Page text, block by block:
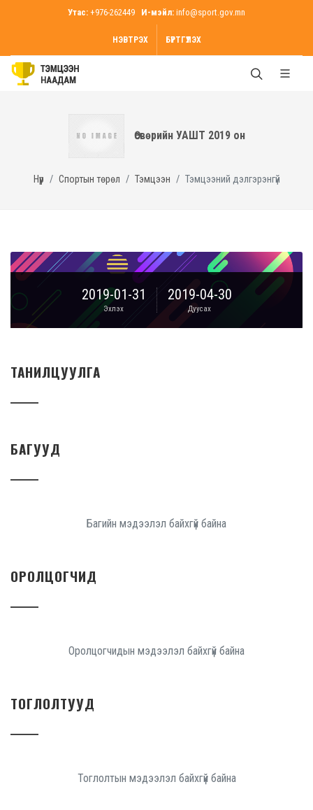
Утас: +976-262449 И-мэйл: info@sport.gov.mn
НЭВТРЭХ БҮРТГҮҮЛЭХ
Өсвөрийн УАШТ 2019 он
Нүүр Спортын төрөл Тэмцээн Тэмцээний дэлгэрэнгүй
2019-01-31
Эхлэх
2019-04-30
Дуусах
ТАНИЛЦУУЛГА
БАГУУД
Багийн мэдээлэл байхгүй байна
ОРОЛЦОГЧИД
Оролцогчидын мэдээлэл байхгүй байна
ТОГЛОЛТУУД
Тоглолтын мэдээлэл байхгүй байна